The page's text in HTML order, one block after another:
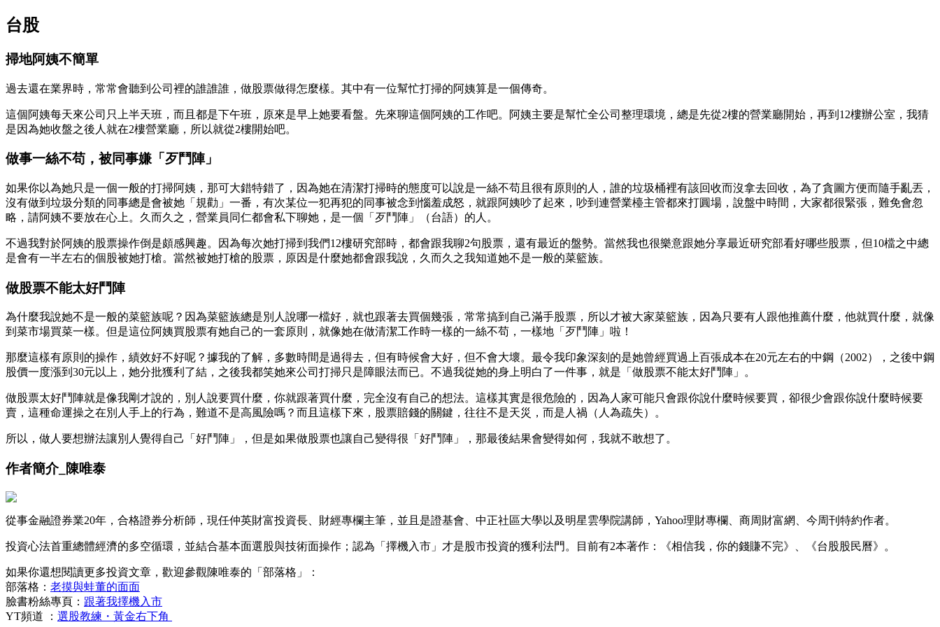
台股
掃地阿姨不簡單
過去還在業界時，常常會聽到公司裡的誰誰誰，做股票做得怎麼樣。其中有一位幫忙打掃的阿姨算是一個傳奇。
這個阿姨每天來公司只上半天班，而且都是下午班，原來是早上她要看盤。先來聊這個阿姨的工作吧。阿姨主要是幫忙全公司整理環境，總是先從2樓的營業廳開始，再到12樓辦公室，我猜
是因為她收盤之後人就在2樓營業廳，所以就從2樓開始吧。
做事一絲不苟，被同事嫌「歹鬥陣」
如果你以為她只是一個一般的打掃阿姨，那可大錯特錯了，因為她在清潔打掃時的態度可以說是一絲不苟且很有原則的人，誰的垃圾桶裡有該回收而沒拿去回收，為了貪圖方便而隨手亂丟，
沒有做到垃圾分類的同事總是會被她「規勸」一番，有次某位一犯再犯的同事被念到惱羞成怒，就跟阿姨吵了起來，吵到連營業檯主管都來打圓場，說盤中時間，大家都很緊張，難免會忽
略，請阿姨不要放在心上。久而久之，營業員同仁都會私下聊她，是一個「歹鬥陣」（台語）的人。
不過我對於阿姨的股票操作倒是頗感興趣。因為每次她打掃到我們12樓研究部時，都會跟我聊2句股票，還有最近的盤勢。當然我也很樂意跟她分享最近研究部看好哪些股票，但10檔之中總
是會有一半左右的個股被她打槍。當然被她打槍的股票，原因是什麼她都會跟我說，久而久之我知道她不是一般的菜籃族。
做股票不能太好鬥陣
為什麼我說她不是一般的菜籃族呢？因為菜籃族總是別人說哪一檔好，就也跟著去買個幾張，常常搞到自己滿手股票，所以才被大家菜籃族，因為只要有人跟他推薦什麼，他就買什麼，就像
到菜市場買菜一樣。但是這位阿姨買股票有她自己的一套原則，就像她在做清潔工作時一樣的一絲不苟，一樣地「歹鬥陣」啦！
那麼這樣有原則的操作，績效好不好呢？據我的了解，多數時間是過得去，但有時候會大好，但不會大壞。最令我印象深刻的是她曾經買過上百張成本在20元左右的中鋼（2002），之後中鋼
股價一度漲到30元以上，她分批獲利了結，之後我都笑她來公司打掃只是障眼法而已。不過我從她的身上明白了一件事，就是「做股票不能太好鬥陣」。
做股票太好鬥陣就是像我剛才說的，別人說要買什麼，你就跟著買什麼，完全沒有自己的想法。這樣其實是很危險的，因為人家可能只會跟你說什麼時候要買，卻很少會跟你說什麼時候要
賣，這種命運操之在別人手上的行為，難道不是高風險嗎？而且這樣下來，股票賠錢的關鍵，往往不是天災，而是人禍（人為疏失）。
所以，做人要想辦法讓別人覺得自己「好鬥陣」，但是如果做股票也讓自己變得很「好鬥陣」，那最後結果會變得如何，我就不敢想了。
作者簡介_陳唯泰
從事金融證券業20年，合格證券分析師，現任仲英財富投資長、財經專欄主筆，並且是證基會、中正社區大學以及明星雲學院講師，Yahoo理財專欄、商周財富網、今周刊特約作者。
投資心法首重總體經濟的多空循環，並結合基本面選股與技術面操作；認為「擇機入市」才是股市投資的獲利法門。目前有2本著作：《相信我，你的錢賺不完》、《台股股民曆》。
如果你還想閱讀更多投資文章，歡迎參觀陳唯泰的「部落格」：
部落格： 老摸與蛙董的面面
臉書粉絲專頁： 跟著我擇機入市
YT頻道 ： 選股教練・黃金右下角